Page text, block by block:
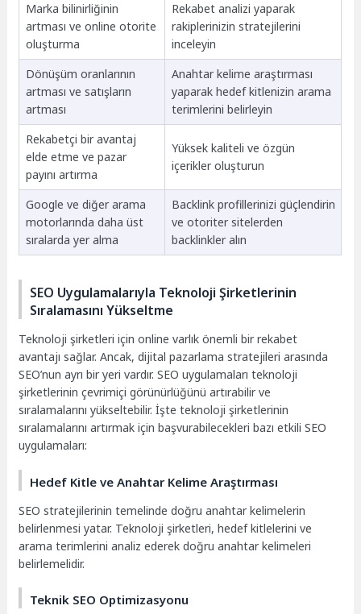
Marka bilinirliğinin
artması ve online otorite
oluşturma
Rekabet analizi yaparak
rakiplerinizin stratejilerini
inceleyin
Dönüşüm oranlarının
artması ve satışların
artması
Anahtar kelime araştırması
yaparak hedef kitlenizin arama
terimlerini belirleyin
Rekabetçi bir avantaj
elde etme ve pazar
payını artırma
Yüksek kaliteli ve özgün
içerikler oluşturun
Google ve diğer arama
motorlarında daha üst
sıralarda yer alma
Backlink profillerinizi güçlendirin
ve otoriter sitelerden
backlinkler alın
SEO Uygulamalarıyla Teknoloji Şirketlerinin
Sıralamasını Yükseltme
Teknoloji şirketleri için online varlık önemli bir rekabet
avantajı sağlar. Ancak, dijital pazarlama stratejileri arasında
SEO’nun ayrı bir yeri vardır. SEO uygulamaları teknoloji
şirketlerinin çevrimiçi görünürlüğünü artırabilir ve
sıralamalarını yükseltebilir. İşte teknoloji şirketlerinin
sıralamalarını artırmak için başvurabilecekleri bazı etkili SEO
uygulamaları:
Hedef Kitle ve Anahtar Kelime Araştırması
SEO stratejilerinin temelinde doğru anahtar kelimelerin
belirlenmesi yatar. Teknoloji şirketleri, hedef kitlelerini ve
arama terimlerini analiz ederek doğru anahtar kelimeleri
belirlemelidir.
Teknik SEO Optimizasyonu